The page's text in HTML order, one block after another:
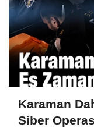
Karaman
Siber